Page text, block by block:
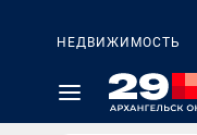
НЕДВИЖИМОСТЬ